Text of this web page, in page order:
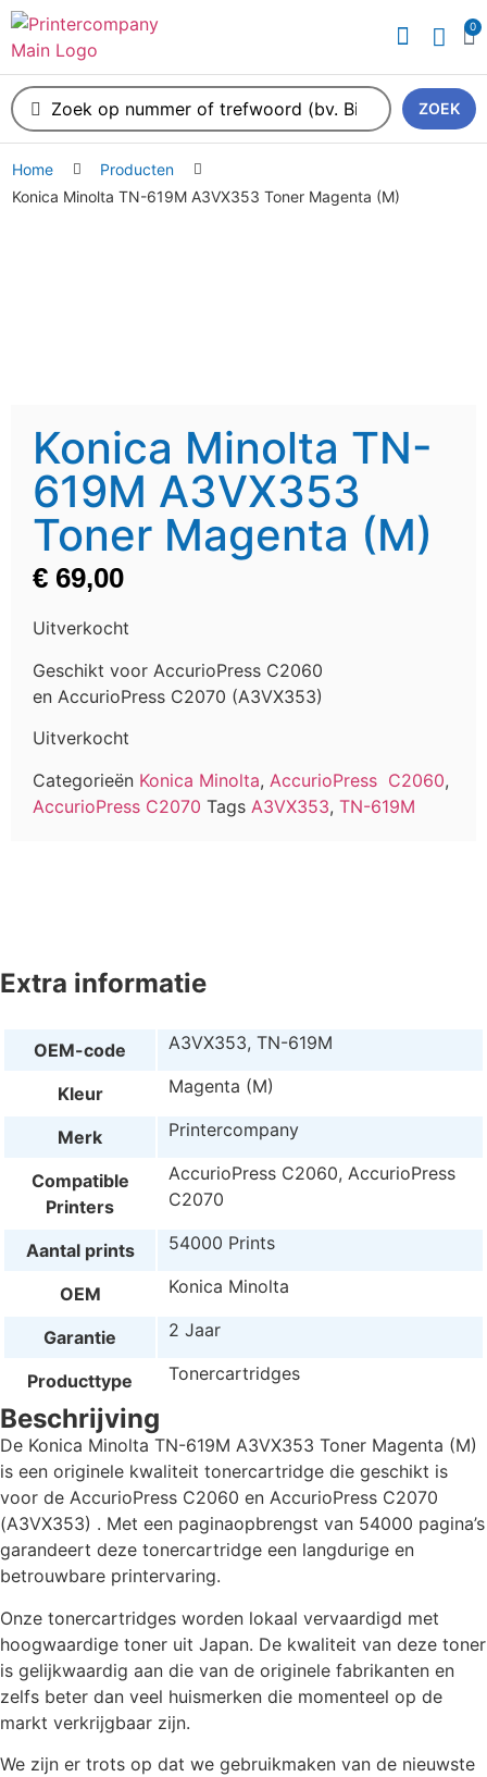
0
ZOEK
Home
Producten
Konica Minolta TN-619M A3VX353 Toner Magenta (M)
Konica Minolta TN-
619M A3VX353
Toner Magenta (M)
€ 69,00
Uitverkocht
Geschikt voor AccurioPress C2060
en AccurioPress C2070 (A3VX353)
Uitverkocht
Categorieën Konica Minolta, AccurioPress C2060,
AccurioPress C2070 Tags A3VX353, TN-619M
Extra informatie
OEM-code A3VX353, TN-619M
Kleur Magenta (M)
Merk Printercompany
Compatible
Printers
AccurioPress C2060, AccurioPress
C2070
Aantal prints 54000 Prints
OEM Konica Minolta
Garantie 2 Jaar
Producttype Tonercartridges
Beschrijving
De Konica Minolta TN-619M A3VX353 Toner Magenta (M)
is een originele kwaliteit tonercartridge die geschikt is
voor de AccurioPress C2060 en AccurioPress C2070
(A3VX353) . Met een paginaopbrengst van 54000 pagina’s
garandeert deze tonercartridge een langdurige en
betrouwbare printervaring.
Onze tonercartridges worden lokaal vervaardigd met
hoogwaardige toner uit Japan. De kwaliteit van deze toner
is gelijkwaardig aan die van de originele fabrikanten en
zelfs beter dan veel huismerken die momenteel op de
markt verkrijgbaar zijn.
We zijn er trots op dat we gebruikmaken van de nieuwste